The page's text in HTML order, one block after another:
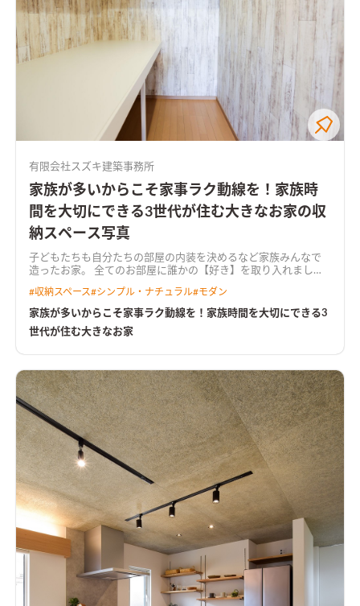
有限会社スズキ建築事務所
家族が多いからこそ家事ラク動線を！家族時
間を大切にできる3世代が住む大きなお家の収
納スペース写真
子どもたちも自分たちの部屋の内装を決めるなど家族みんなで
造ったお家。 全てのお部屋に誰かの【好き】を取り入れまし
は忙しい方・家族が多い方必見。 オープンハウスでも多くの方
からご好評を頂きました。 2階の子ども部屋をあえてコンパクト
さん作ることができるお家です。
#収納スペース#シンプル・ナチュラル#モダン
家族が多いからこそ家事ラク動線を！家族時間を大切にできる3
世代が住む大きなお家